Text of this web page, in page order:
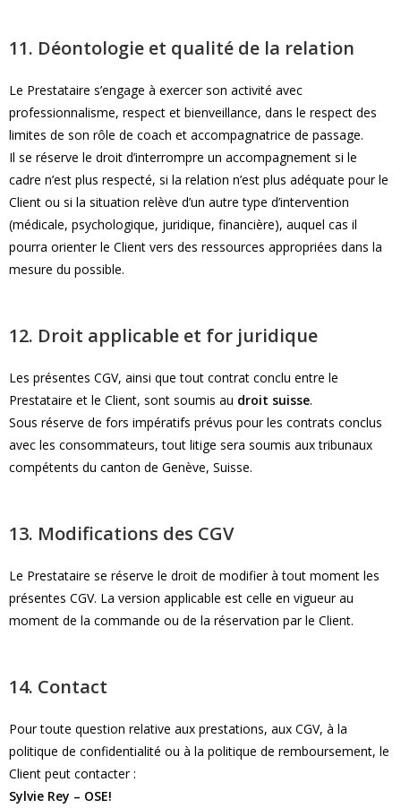
11. Déontologie et qualité de la relation
Le Prestataire s’engage à exercer son activité avec
professionnalisme, respect et bienveillance, dans le respect des
limites de son rôle de coach et accompagnatrice de passage.
Il se réserve le droit d’interrompre un accompagnement si le
cadre n’est plus respecté, si la relation n’est plus adéquate pour le
Client ou si la situation relève d’un autre type d’intervention
(médicale, psychologique, juridique, financière), auquel cas il
pourra orienter le Client vers des ressources appropriées dans la
mesure du possible.
12. Droit applicable et for juridique
Les présentes CGV, ainsi que tout contrat conclu entre le
Prestataire et le Client, sont soumis au droit suisse.
Sous réserve de fors impératifs prévus pour les contrats conclus
avec les consommateurs, tout litige sera soumis aux tribunaux
compétents du canton de Genève, Suisse.
13. Modifications des CGV
Le Prestataire se réserve le droit de modifier à tout moment les
présentes CGV. La version applicable est celle en vigueur au
moment de la commande ou de la réservation par le Client.
14. Contact
Pour toute question relative aux prestations, aux CGV, à la
politique de confidentialité ou à la politique de remboursement, le
Client peut contacter :
Sylvie Rey – OSE!